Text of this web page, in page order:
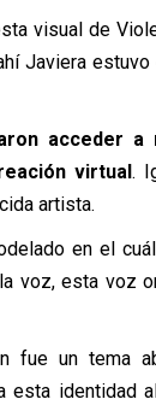
visual de
Javiera
acceder a
virtual.
artista.
en el
voz, esta voz
un tema
identidad